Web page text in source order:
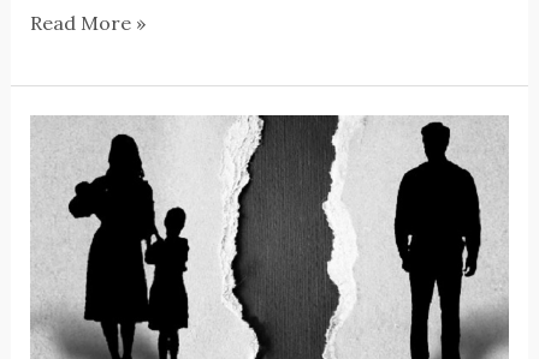
Read More »
posição
Ordenamento
Jurídico
brasileiro
frente